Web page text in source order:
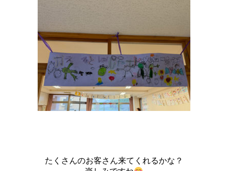
たくさんのお客さん来てくれるかな？